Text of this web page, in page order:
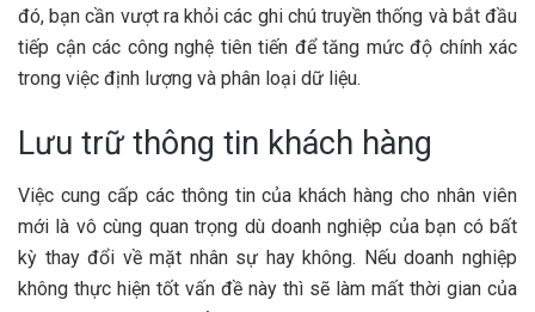
đó, bạn cần vượt ra khỏi các ghi chú truyền thống và bắt đầu
tiếp cận các công nghệ tiên tiến để tăng mức độ chính xác
trong việc định lượng và phân loại dữ liệu.
Lưu trữ thông tin khách hàng
Việc cung cấp các thông tin của khách hàng cho nhân viên
mới là vô cùng quan trọng dù doanh nghiệp của bạn có bất
kỳ thay đổi về mặt nhân sự hay không. Nếu doanh nghiệp
không thực hiện tốt vấn đề này thì sẽ làm mất thời gian của